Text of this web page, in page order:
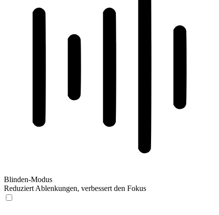
Blinden-Modus
Reduziert Ablenkungen, verbessert den Fokus